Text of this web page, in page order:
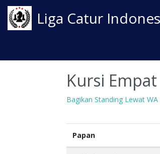
Liga Catur
Kursi Empat
Bagikan Standing Lewat WA
Papan